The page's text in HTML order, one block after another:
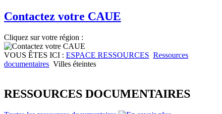
Contactez votre CAUE
Cliquez sur votre région :
VOUS ÊTES ICI : ESPACE RESSOURCES Ressources
documentaires Villes éteintes
RESSOURCES DOCUMENTAIRES